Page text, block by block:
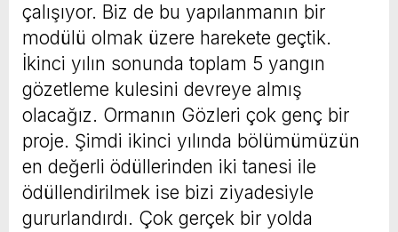
çalışıyor. Biz de bu yapılanmanın bir
modülü olmak üzere harekete geçtik.
İkinci yılın sonunda toplam 5 yangın
gözetleme kulesini devreye almış
olacağız. Ormanın Gözleri çok genç bir
proje. Şimdi ikinci yılında bölümümüzün
en değerli ödüllerinden iki tanesi ile
ödüllendirilmek ise bizi ziyadesiyle
gururlandırdı. Çok gerçek bir yolda